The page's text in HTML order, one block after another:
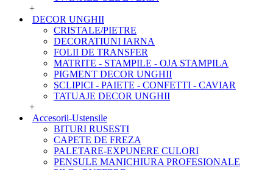
+
DECOR UNGHII
CRISTALE/PIETRE
DECORATIUNI IARNA
FOLII DE TRANSFER
MATRITE - STAMPILE - OJA STAMPILA
PIGMENT DECOR UNGHII
SCLIPICI - PAIETE - CONFETTI - CAVIAR
TATUAJE DECOR UNGHII
+
Accesorii-Ustensile
BITURI RUSESTI
CAPETE DE FREZA
PALETARE-EXPUNERE CULORI
PENSULE MANICHIURA PROFESIONALE